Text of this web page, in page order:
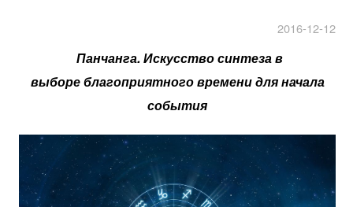
2016-12-12
Панчанга. Искусство синтеза в
выборе благоприятного времени для начала
события